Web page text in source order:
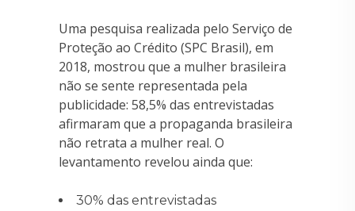
Uma pesquisa realizada pelo Serviço de
Proteção ao Crédito (SPC Brasil), em
2018, mostrou que a mulher brasileira
não se sente representada pela
publicidade: 58,5% das entrevistadas
afirmaram que a propaganda brasileira
não retrata a mulher real. O
levantamento revelou ainda que:
30% das entrevistadas